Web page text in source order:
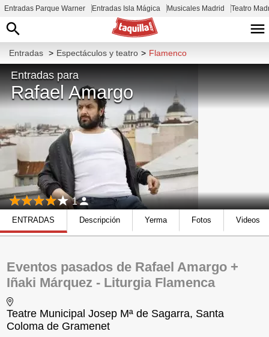
Entradas Parque Warner Entradas Isla Mágica Musicales Madrid Teatro
Entradas > Espectáculos y teatro > Flamenco
Entradas para
Rafael Amargo
1
ENTRADAS Descripción Yerma Fotos Videos
Eventos pasados de Rafael Amargo +
Iñaki Márquez - Liturgia Flamenca
Teatre Municipal Josep Mª de Sagarra, Santa
Coloma de Gramenet